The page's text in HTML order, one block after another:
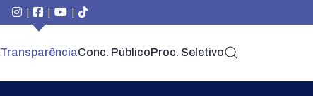
| | |
TransparênciaConc. PúblicoProc. Seletivo